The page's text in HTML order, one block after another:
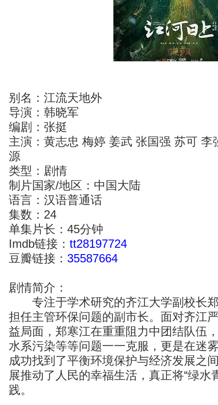
别名：江流天地外
导演：韩晓军
编剧：张挺
主演：黄志忠 梅婷 姜武 张国强 苏可
源
类型：剧情
制片国家/地区：中国大陆
语言：汉语普通话
集数：24
单集片长：45分钟
Imdb链接： tt28197724
豆瓣链接： 35587664
剧情简介：
专注于学术研究的齐江大学副校长郑
担任主管环保问题的副市长。面对齐江
益局面，郑寒江在重重阻力中团结队伍
水系污染等等问题一一克服，更是在迷
成功找到了平衡环境保护与经济发展之
展推动了人民的幸福生活，真正将“绿水
践。